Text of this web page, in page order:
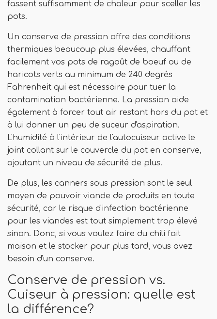
fassent suffisamment de chaleur pour sceller les
pots.
Un conserve de pression offre des conditions
thermiques beaucoup plus élevées, chauffant
facilement vos pots de ragoût de boeuf ou de
haricots verts au minimum de 240 degrés
Fahrenheit qui est nécessaire pour tuer la
contamination bactérienne. La pression aide
également à forcer tout air restant hors du pot et
à lui donner un peu de suceur d'aspiration.
L'humidité à l'intérieur de l'autocuiseur active le
joint collant sur le couvercle du pot en conserve,
ajoutant un niveau de sécurité de plus.
De plus, les canners sous pression sont le seul
moyen de pouvoir viande de produits en toute
sécurité, car le risque d'infection bactérienne
pour les viandes est tout simplement trop élevé
sinon. Donc, si vous voulez faire du chili fait
maison et le stocker pour plus tard, vous avez
besoin d'un conserve.
Conserve de pression vs.
Cuiseur à pression: quelle est
la différence?